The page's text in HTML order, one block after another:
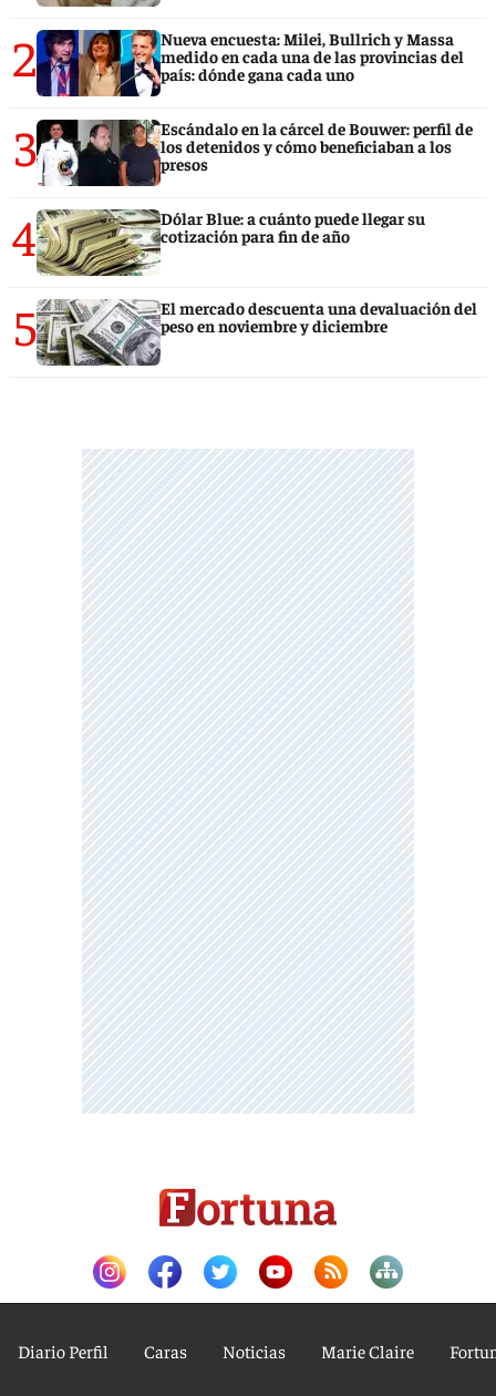
2
Nueva encuesta: Milei, Bullrich y Massa
medido en cada una de las provincias del
país: dónde gana cada uno
3
Escándalo en la cárcel de Bouwer: perfil de
los detenidos y cómo beneficiaban a los
presos
4
Dólar Blue: a cuánto puede llegar su
cotización para fin de año
5
El mercado descuenta una devaluación del
peso en noviembre y diciembre
Diario Perfil Caras Noticias Marie Claire